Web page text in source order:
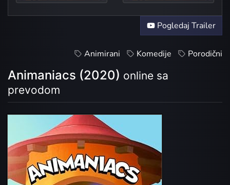
Pogledaj Trailer
Animirani Komedije Porodični
Animaniacs (2020) online sa
prevodom